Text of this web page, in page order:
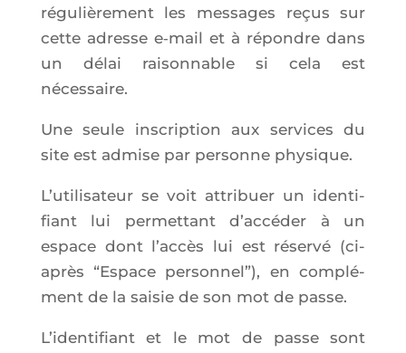
régu­liè­re­ment les mes­sages reçus sur
cette adresse e‑mail et à répondre dans
un délai rai­son­nable si cela est
nécessaire.
Une seule ins­crip­tion aux ser­vices du
site est admise par per­sonne physique.
L’u­ti­li­sa­teur se voit attri­buer un iden­ti­
fiant lui per­met­tant d’ac­cé­der à un
espace dont l’ac­cès lui est réser­vé (ci-
après “Espace per­son­nel”), en com­plé­
ment de la sai­sie de son mot de passe.
L’i­den­ti­fiant et le mot de passe sont